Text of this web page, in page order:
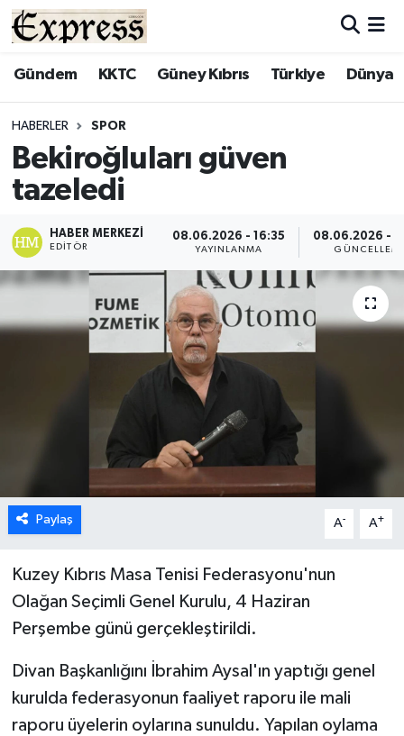
Gündem KKTC Güney Kıbrıs Türkiye Dünya
HABERLER SPOR
Bekiroğluları güven
tazeledi
HABER MERKEZI
EDITÖR
08.06.2026 - 16:35
YAYINLANMA
08.06.2026 -
Paylaş A- A+
Kuzey Kıbrıs Masa Tenisi Federasyonu'nun
Olağan Seçimli Genel Kurulu, 4 Haziran
Perşembe günü gerçekleştirildi.
Divan Başkanlığını İbrahim Aysal'ın yaptığı genel
kurulda federasyonun faaliyet raporu ile mali
raporu üyelerin oylarına sunuldu. Yapılan oylama
ALAYKÖY
BİLİM
DÜNYA
EĞİTİM
ESENTEPE
GAZİMAĞUSA
GİRNE
GÜNDEM
GÜNEY KIBRIS
İÇ HABERLER
KÜLTÜR SANAT
Hava Durumu
Süper Lig Puan Durumu ve Fikstür
Son Dakika Haberleri
Haber Arşivi